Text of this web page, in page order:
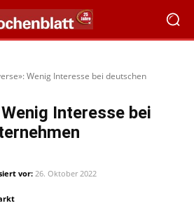
Wenig Interesse bei deutschen
Interesse bei
vor:26. Oktober 2022